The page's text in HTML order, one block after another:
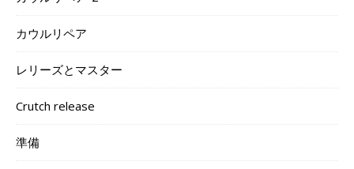
カウルリペア
レリーズとマスター
Crutch release
準備